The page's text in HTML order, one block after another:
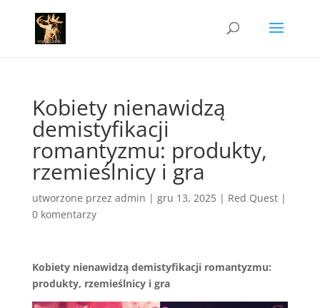
Kobiety nienawidzą
demistyfikacji
romantyzmu: produkty,
rzemieślnicy i gra
utworzone przez admin | gru 13, 2025| Red Quest|
0 komentarzy
Kobiety nienawidzą demistyfikacji romantyzmu:
produkty, rzemieślnicy i gra